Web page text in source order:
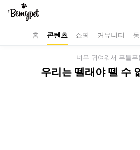
홈 콘텐츠 쇼핑 커뮤니티
너무 귀여워서 푸들푸
우리는 뗄래야 뗄 수